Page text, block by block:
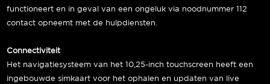
functioneert en in geval van een ongeluk via noodnummer 112
contact opneemt met de hulpdiensten.
Connectiviteit
Het navigatiesysteem van het 10,25-inch touchscreen heeft een
ingebouwde simkaart voor het ophalen en updaten van live